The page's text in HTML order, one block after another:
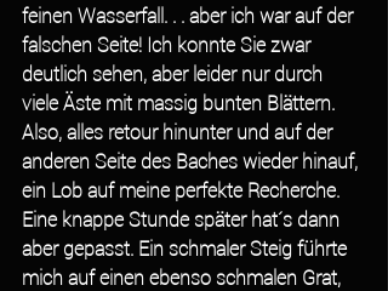
feinen Wasserfall. . . aber ich war auf der
falschen Seite! Ich konnte Sie zwar
deutlich sehen, aber leider nur durch
viele Äste mit massig bunten Blättern.
Also, alles retour hinunter und auf der
anderen Seite des Baches wieder hinauf,
ein Lob auf meine perfekte Recherche.
Eine knappe Stunde später hat´s dann
aber gepasst. Ein schmaler Steig führte
mich auf einen ebenso schmalen Grat,